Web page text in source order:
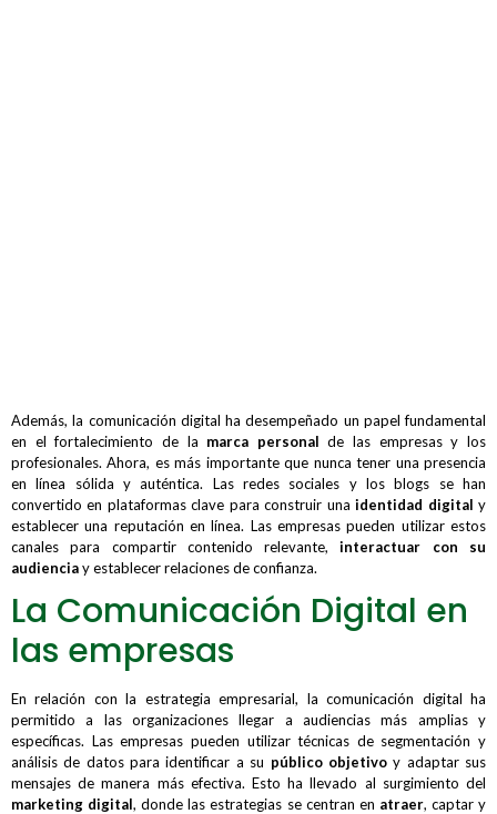
Además, la comunicación digital ha desempeñado un papel fundamental
en el fortalecimiento de la marca personalde las empresas y los
profesionales. Ahora, es más importante que nunca tener una presencia
en línea sólida y auténtica. Las redes sociales y los blogs se han
convertido en plataformas clave para construir unaidentidad digital y
establecer una reputación en línea. Las empresas pueden utilizar estos
canales para compartir contenido relevante,interactuar con su
audienciay establecer relaciones de confianza.
La Comunicación Digital en
las empresas
En relación con la estrategia empresarial, la comunicación digital ha
permitido a las organizaciones llegar a audiencias más amplias y
específicas. Las empresas pueden utilizar técnicas de segmentación y
análisis de datos para identificar a su público objetivoy adaptar sus
mensajes de manera más efectiva. Esto ha llevado al surgimiento del
marketing digital, donde las estrategias se centran en atraer, captar y